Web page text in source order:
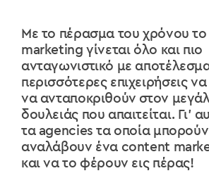
Με το πέρασμα του χρόνου
marketingγίνεται όλο και πιο
ανταγωνιστικό με
περισσότερες επιχειρήσεις
να ανταποκριθούν στον
δουλειάς που απαιτείται. Γι’
τα agenciesτα οποία
αναλάβουν ένα content
και να το φέρουν εις πέρας!